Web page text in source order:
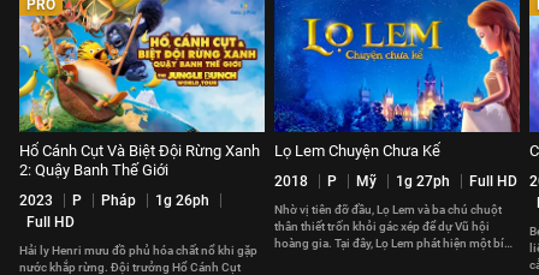
PRO
Hổ Cánh Cụt Và Biệt Đội Rừng Xanh
2: Quậy Banh Thế Giới
2023 P Pháp
1g 26ph
Full HD
Hải ly Henri mưu đồ phủ hóa chất nổ khi gặp
nước khắp rừng. Đội trưởng Hổ Cánh Cụt
Lọ Lem Chuyện Chưa Kể
2018 P Mỹ 1g 27ph Full HD
Nhờ vị tiên đỡ đầu, Lọ Lem và ba chú chuột
thân thiết trốn khỏi gác xép để dự Vũ hội
hoàng gia. Tại đây, Lọ Lem phát hiện một bí